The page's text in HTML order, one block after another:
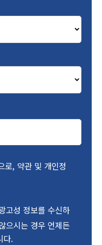
로, 약관 및 개인정
고성 정보를 수신하
으시는 경우 언제든
다.